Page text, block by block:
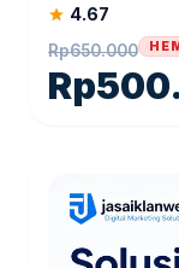
star 4.67
Rp650.000
Rp